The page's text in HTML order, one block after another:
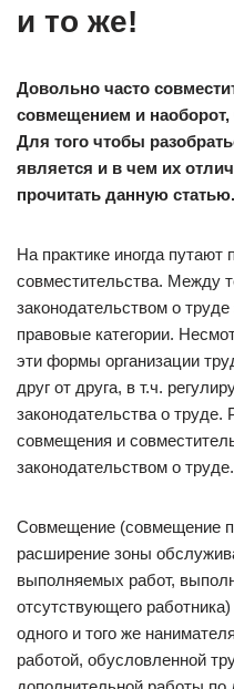
и то же!
Довольно часто
совмещением и
Для того чтобы
является и в чем их
прочитать данную статью.
На практике иногда
совместительства. Между
законодательством о
правовые категории.
эти формы организации
друг от друга, в т.ч.
законодательства о
совмещения и
законодательством о труде.
Совмещение (совмещение
расширение зоны
выполняемых работ,
отсутствующего
одного и того же
работой, обусловленной